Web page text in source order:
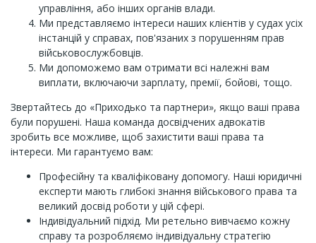
управління, або інших органів влади.
Ми представляємо інтереси наших клієнтів у судах усіх
інстанцій у справах, пов'язаних з порушенням прав
військовослужбовців.
Ми допоможемо вам отримати всі належні вам
виплати, включаючи зарплату, премії, бойові, тощо.
Звертайтесь до «Приходько та партнери», якщо ваші права
були порушені. Наша команда досвідчених адвокатів
зробить все можливе, щоб захистити ваші права та
інтереси. Ми гарантуємо вам:
Професійну та кваліфіковану допомогу. Наші юридичні
експерти мають глибокі знання військового права та
великий досвід роботи у цій сфері.
Індивідуальний підхід. Ми ретельно вивчаємо кожну
справу та розробляємо індивідуальну стратегію